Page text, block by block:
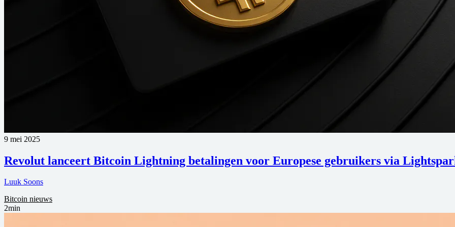
9 mei 2025
Revolut lanceert Bitcoin Lightning betalingen voor Europese gebruikers via
Luuk Soons
Bitcoin nieuws
2min